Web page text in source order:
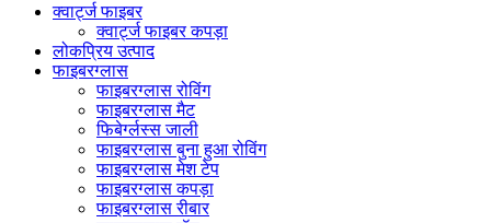
क्वार्ट्ज फाइबर
क्वार्ट्ज फाइबर कपड़ा
लोकप्रिय उत्पाद
फाइबरग्लास
फाइबरग्लास रोविंग
फाइबरग्लास मैट
फिबेर्ग्लस्स जाली
फाइबरग्लास बुना हुआ रोविंग
फाइबरग्लास मेश टेप
फाइबरग्लास कपड़ा
फाइबरग्लास रीबार